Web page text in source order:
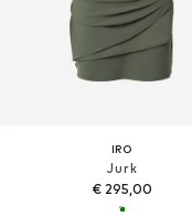
IRO
Jurk
€ 295,00